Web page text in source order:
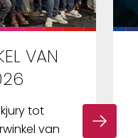
VAN
tot
van